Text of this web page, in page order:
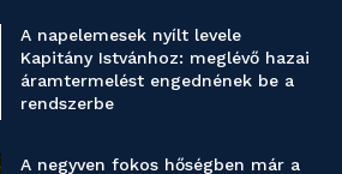
A napelemesek nyílt levele
Kapitány Istvánhoz: meglévő hazai
áramtermelést engednének be a
rendszerbe
A negyven fokos hőségben már a